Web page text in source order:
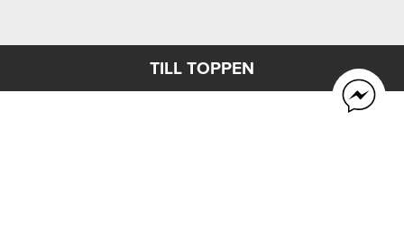
TILL TOPPEN